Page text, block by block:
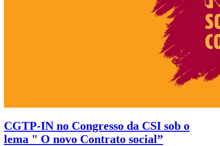
CGTP-IN no Congresso da CSI sob o
lema " O novo Contrato social”